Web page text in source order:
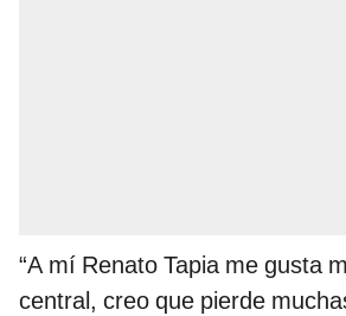
“A mí Renato Tapia me gusta
central, creo que pierde